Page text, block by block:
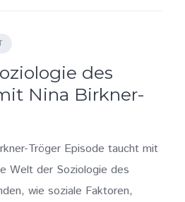
des
Nina Birkner-
Tröger Episode taucht mit
Welt der Soziologie des
wie soziale Faktoren,